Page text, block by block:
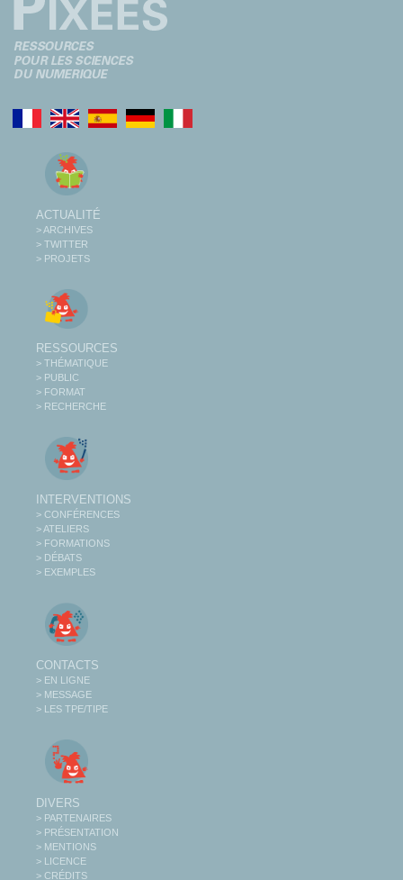
ACTUALITÉ
> ARCHIVES
> TWITTER
> PROJETS
RESSOURCES
> THÉMATIQUE
> PUBLIC
> FORMAT
> RECHERCHE
INTERVENTIONS
> CONFÉRENCES
> ATELIERS
> FORMATIONS
> DÉBATS
> EXEMPLES
CONTACTS
> EN LIGNE
> MESSAGE
> LES TPE/TIPE
DIVERS
> PARTENAIRES
> PRÉSENTATION
> MENTIONS
> LICENCE
> CRÉDITS